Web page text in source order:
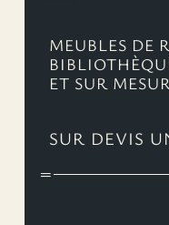
MEUBLES DE
ET SUR
SUR DEVIS